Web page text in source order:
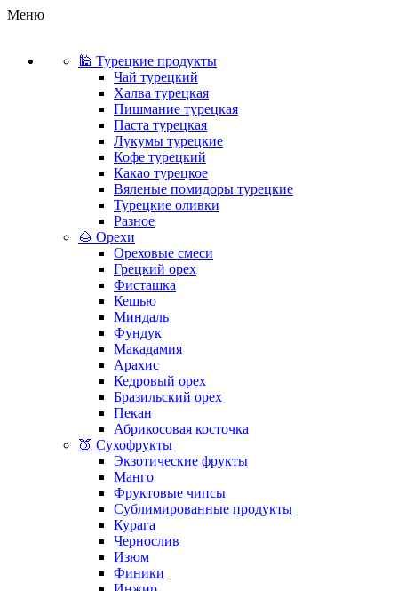
Меню
🕌 Турецкие продукты
Чай турецкий
Халва турецкая
Пишмание турецкая
Паста турецкая
Лукумы турецкие
Кофе турецкий
Какао турецкое
Вяленые помидоры турецкие
Турецкие оливки
Разное
🌰 Орехи
Ореховые смеси
Грецкий орех
Фисташка
Кешью
Миндаль
Фундук
Макадамия
Арахис
Кедровый орех
Бразильский орех
Пекан
Абрикосовая косточка
🍑 Сухофрукты
Экзотические фрукты
Манго
Фруктовые чипсы
Сублимированные продукты
Курага
Чернослив
Изюм
Финики